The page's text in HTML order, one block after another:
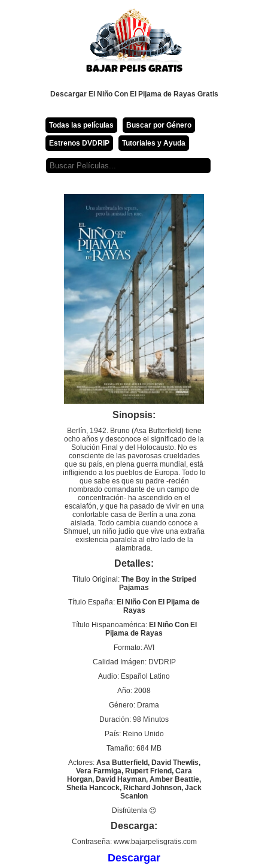
Descargar El Niño Con El Pijama de Rayas Gratis
Todas las películas Buscar por Género
Estrenos DVDRIP Tutoriales y Ayuda
Sinopsis:
Berlín, 1942. Bruno (Asa Butterfield) tiene
ocho años y desconoce el significado de la
Solución Final y del Holocausto. No es
consciente de las pavorosas crueldades
que su país, en plena guerra mundial, está
infligiendo a los pueblos de Europa. Todo lo
que sabe es que su padre -recién
nombrado comandante de un campo de
concentración- ha ascendido en el
escalafón, y que ha pasado de vivir en una
confortable casa de Berlín a una zona
aislada. Todo cambia cuando conoce a
Shmuel, un niño judío que vive una extraña
existencia paralela al otro lado de la
alambrada.
Detalles:
Título Original: The Boy in the Striped
Pajamas
Título España: El Niño Con El Pijama de
Rayas
Título Hispanoamérica:El Niño Con El
Pijama de Rayas
Formato: AVI
Calidad Imágen: DVDRIP
Audio: Español Latino
Año: 2008
Género: Drama
Duración: 98 Minutos
País: Reino Unido
Tamaño: 684 MB
Actores: Asa Butterfield, David Thewlis,
Vera Farmiga, Rupert Friend, Cara
Horgan, David Hayman, Amber Beattie,
Sheila Hancock, Richard Johnson, Jack
Scanlon
Disfrútenla 😉
Descarga:
Contraseña: www.bajarpelisgratis.com
Descargar